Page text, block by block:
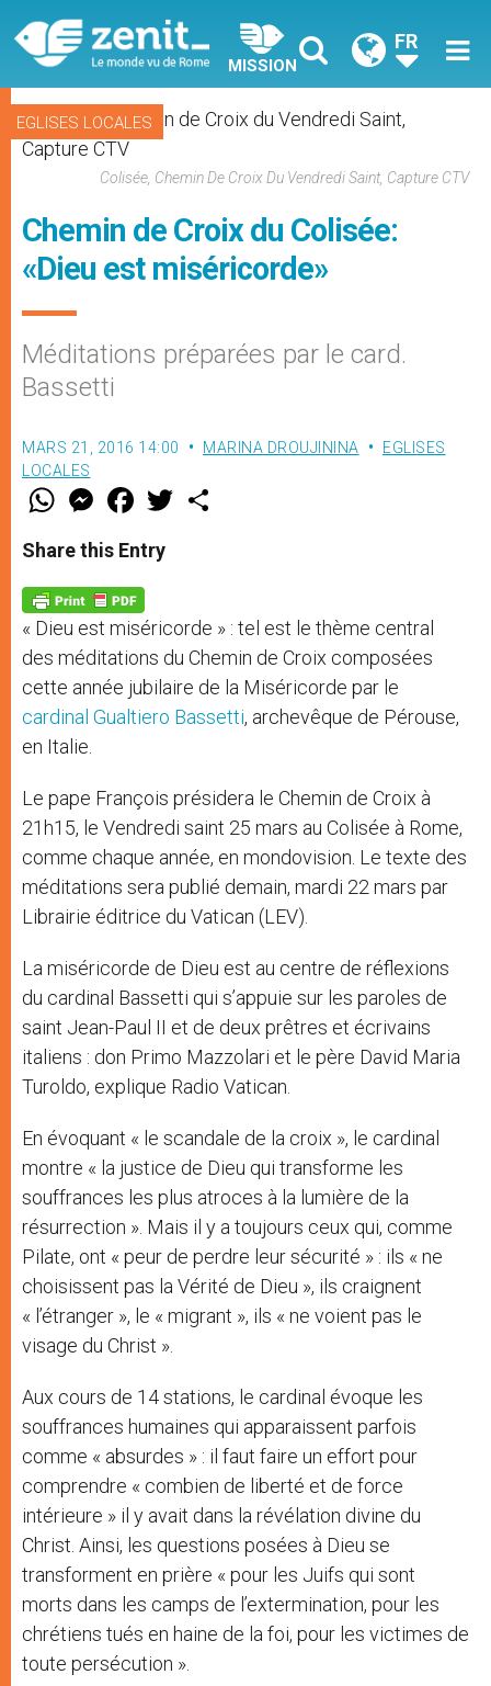
MISSION
FR
EGLISES LOCALES
Colisée, Chemin De Croix Du Vendredi Saint, Capture CTV
Chemin de Croix du Colisée:
«Dieu est miséricorde»
Méditations préparées par le card.
Bassetti
MARS 21, 2016 14:00 MARINA DROUJININA
EGLISES
LOCALES
W
t
s
p
p
M
e
s
e
g
e
r
F
a
e
b
o
k
w
Share this Entry
« Dieu est miséricorde » : tel est le thème central
des méditations du Chemin de Croix composées
cette année jubilaire de la Miséricorde par le
cardinal Gualtiero Bassetti, archevêque de Pérouse,
en Italie.
Le pape François présidera le Chemin de Croix à
21h15, le Vendredi saint 25 mars au Colisée à Rome,
comme chaque année, en mondovision. Le texte des
méditations sera publié demain, mardi 22 mars par
Librairie éditrice du Vatican (LEV).
La miséricorde de Dieu est au centre de réflexions
du cardinal Bassetti qui s’appuie sur les paroles de
saint Jean-Paul II et de deux prêtres et écrivains
italiens : don Primo Mazzolari et le père David Maria
Turoldo, explique Radio Vatican.
En évoquant « le scandale de la croix », le cardinal
montre « la justice de Dieu qui transforme les
souffrances les plus atroces à la lumière de la
résurrection ». Mais il y a toujours ceux qui, comme
Pilate, ont « peur de perdre leur sécurité » : ils « ne
choisissent pas la Vérité de Dieu », ils craignent
« l’étranger », le « migrant », ils « ne voient pas le
visage du Christ ».
Aux cours de 14 stations, le cardinal évoque les
souffrances humaines qui apparaissent parfois
comme « absurdes » : il faut faire un effort pour
comprendre « combien de liberté et de force
intérieure » il y avait dans la révélation divine du
Christ. Ainsi, les questions posées à Dieu se
transforment en prière « pour les Juifs qui sont
morts dans les camps de l’extermination, pour les
chrétiens tués en haine de la foi, pour les victimes de
toute persécution ».